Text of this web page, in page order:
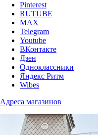
Pinterest
RUTUBE
MAX
Telegram
Youtube
ВКонтакте
Дзен
Одноклассники
Яндекс Ритм
Wibes
Адреса магазинов